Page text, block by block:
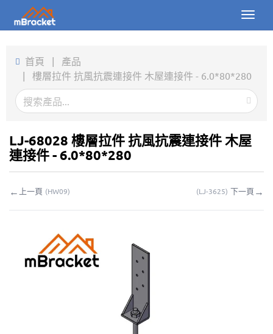
Toggle
產品
新聞
圖片
聯繫我們
線上詢價
首頁 | 產品
| 樓層拉件 抗風抗震連接件 木屋連接件 - 6.0*80*280
LJ-68028 樓層拉件 抗風抗震連接件 木屋
連接件 - 6.0*80*280
← 上一頁 (HW09) (LJ-3625) 下一頁 →